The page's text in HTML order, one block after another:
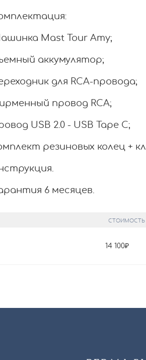
Mast Tour Amy;
аккумулятор;
для RCA-провода;
провод RCA;
USB 2.0 - USB Tape C;
резиновых колец +
6 месяцев.
СТОИМОСТЬ
14 100